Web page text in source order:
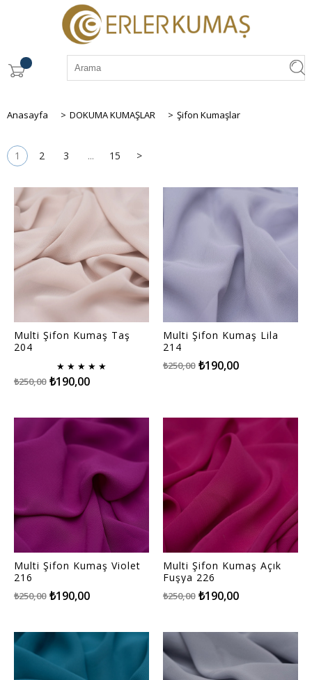
Anasayfa > DOKUMA KUMAŞLAR > Şifon Kumaşlar
1 2 3 ... 15 >
Multi Şifon Kumaş Taş
204
★ ★ ★ ★ ★
₺190,00
₺250,00
Multi Şifon Kumaş Lila
214
₺190,00
₺250,00
Multi Şifon Kumaş Violet
216
₺190,00
₺250,00
Multi Şifon Kumaş Açık
Fuşya 226
₺190,00
₺250,00